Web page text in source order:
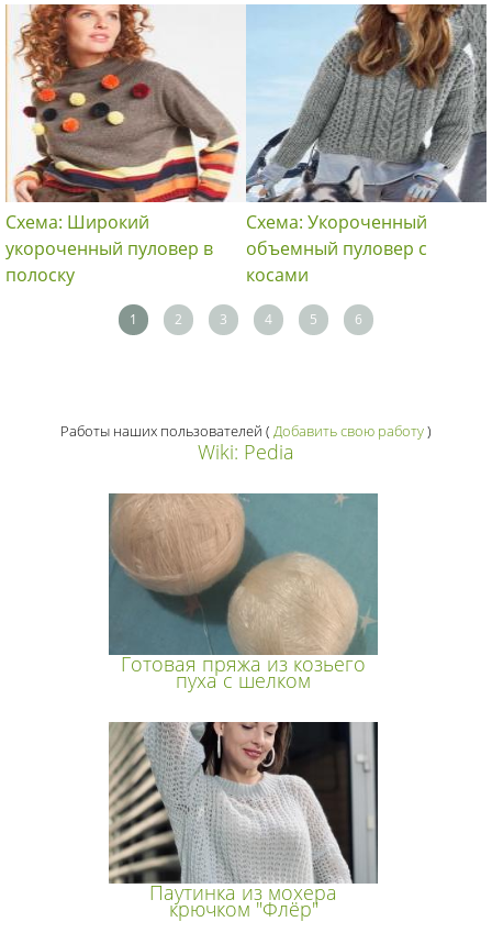
Схема: Широкий
укороченный пуловер в
полоску
Схема: Укороченный
объемный пуловер с
косами
1 2 3 4 5 6
Работы наших пользователей ( Добавить свою работу)
Wiki: Pedia
Готовая пряжа из козьего
пуха с шелком
Паутинка из мохера
крючком "Флёр"